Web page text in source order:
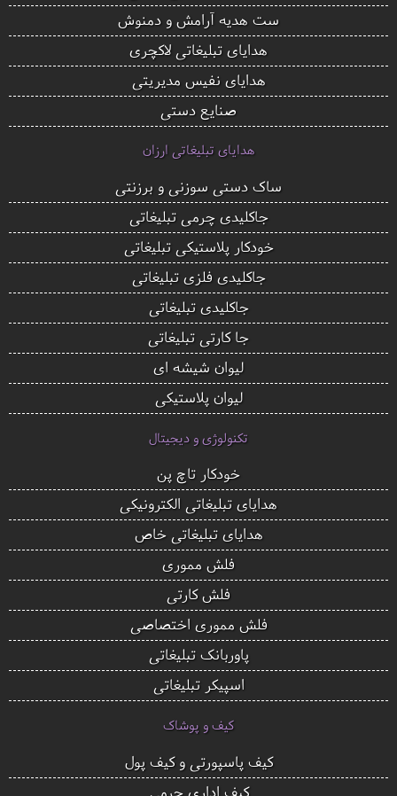
ست هدیه آرامش و دمنوش
هدایای تبلیغاتی لاکچری
هدایای نفیس مدیریتی
صنایع دستی
هدایای تبلیغاتی ارزان
ساک دستی سوزنی و برزنتی
جاکلیدی چرمی تبلیغاتی
خودکار پلاستیکی تبلیغاتی
جاکلیدی فلزی تبلیغاتی
جاکلیدی تبلیغاتی
جا کارتی تبلیغاتی
لیوان شیشه ای
لیوان پلاستیکی
تکنولوژی و دیجیتال
خودکار تاچ پن
هدایای تبلیغاتی الکترونیکی
هدایای تبلیغاتی خاص
فلش مموری
فلش کارتی
فلش مموری اختصاصی
پاوربانک تبلیغاتی
اسپیکر تبلیغاتی
کیف و پوشاک
کیف پاسپورتی و کیف پول
کیف اداری چرمی